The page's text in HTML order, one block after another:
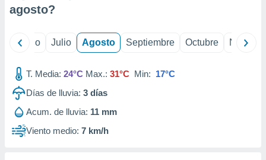
de
agosto?
Junio Julio Agosto Septiembre Octubre
T. Media: 24°C Max.: 31°C Min: 17°C
Días de lluvia: 3 días
Acum. de lluvia: 11 mm
Viento medio: 7 km/h